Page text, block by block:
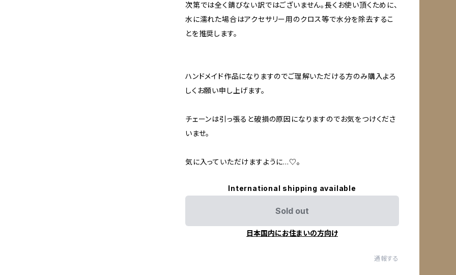
次第では全く錆びない訳ではございません。長くお使い頂くために、
水に濡れた場合はアクセサリー用のクロス等で水分を除去するこ
とを推奨します。
ハンドメイド作品になりますのでご理解いただける方のみ購入よろ
しくお願い申し上げます。
チェーンは引っ張ると破損の原因になりますのでお気をつけくださ
いませ。
気に入っていただけますように…♡。
International shipping available
Sold out
日本国内にお住まいの方向け
通報する